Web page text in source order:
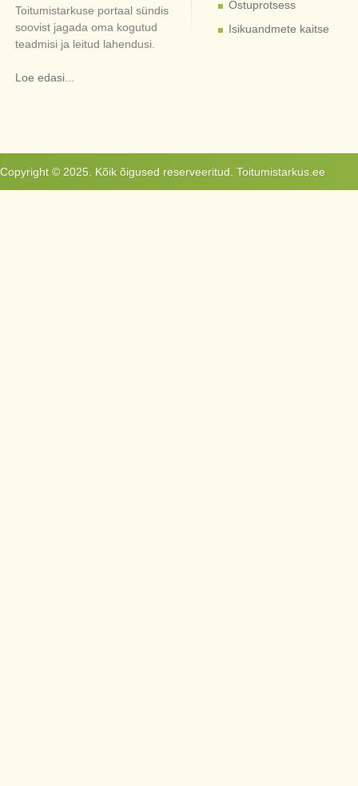
Toitumistarkuse portaal sündis
soovist jagada oma kogutud
teadmisi ja leitud lahendusi.
Loe edasi...
Ostuprotsess
Isikuandmete kaitse
Copyright © 2025. Kõik õigused reserveeritud. Toitumistarkus.ee